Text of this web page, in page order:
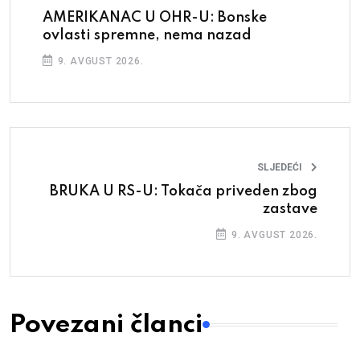
AMERIKANAC U OHR-U: Bonske
ovlasti spremne, nema nazad
9. AVGUST 2026.
SLJEDEĆI
BRUKA U RS-U: Tokača priveden zbog
zastave
9. AVGUST 2026.
Povezani članci